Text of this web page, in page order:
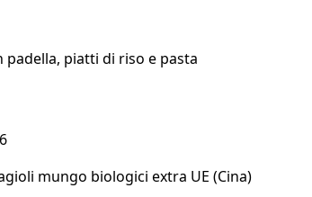
piatti di riso e pasta
mungo biologici extra UE (Cina)